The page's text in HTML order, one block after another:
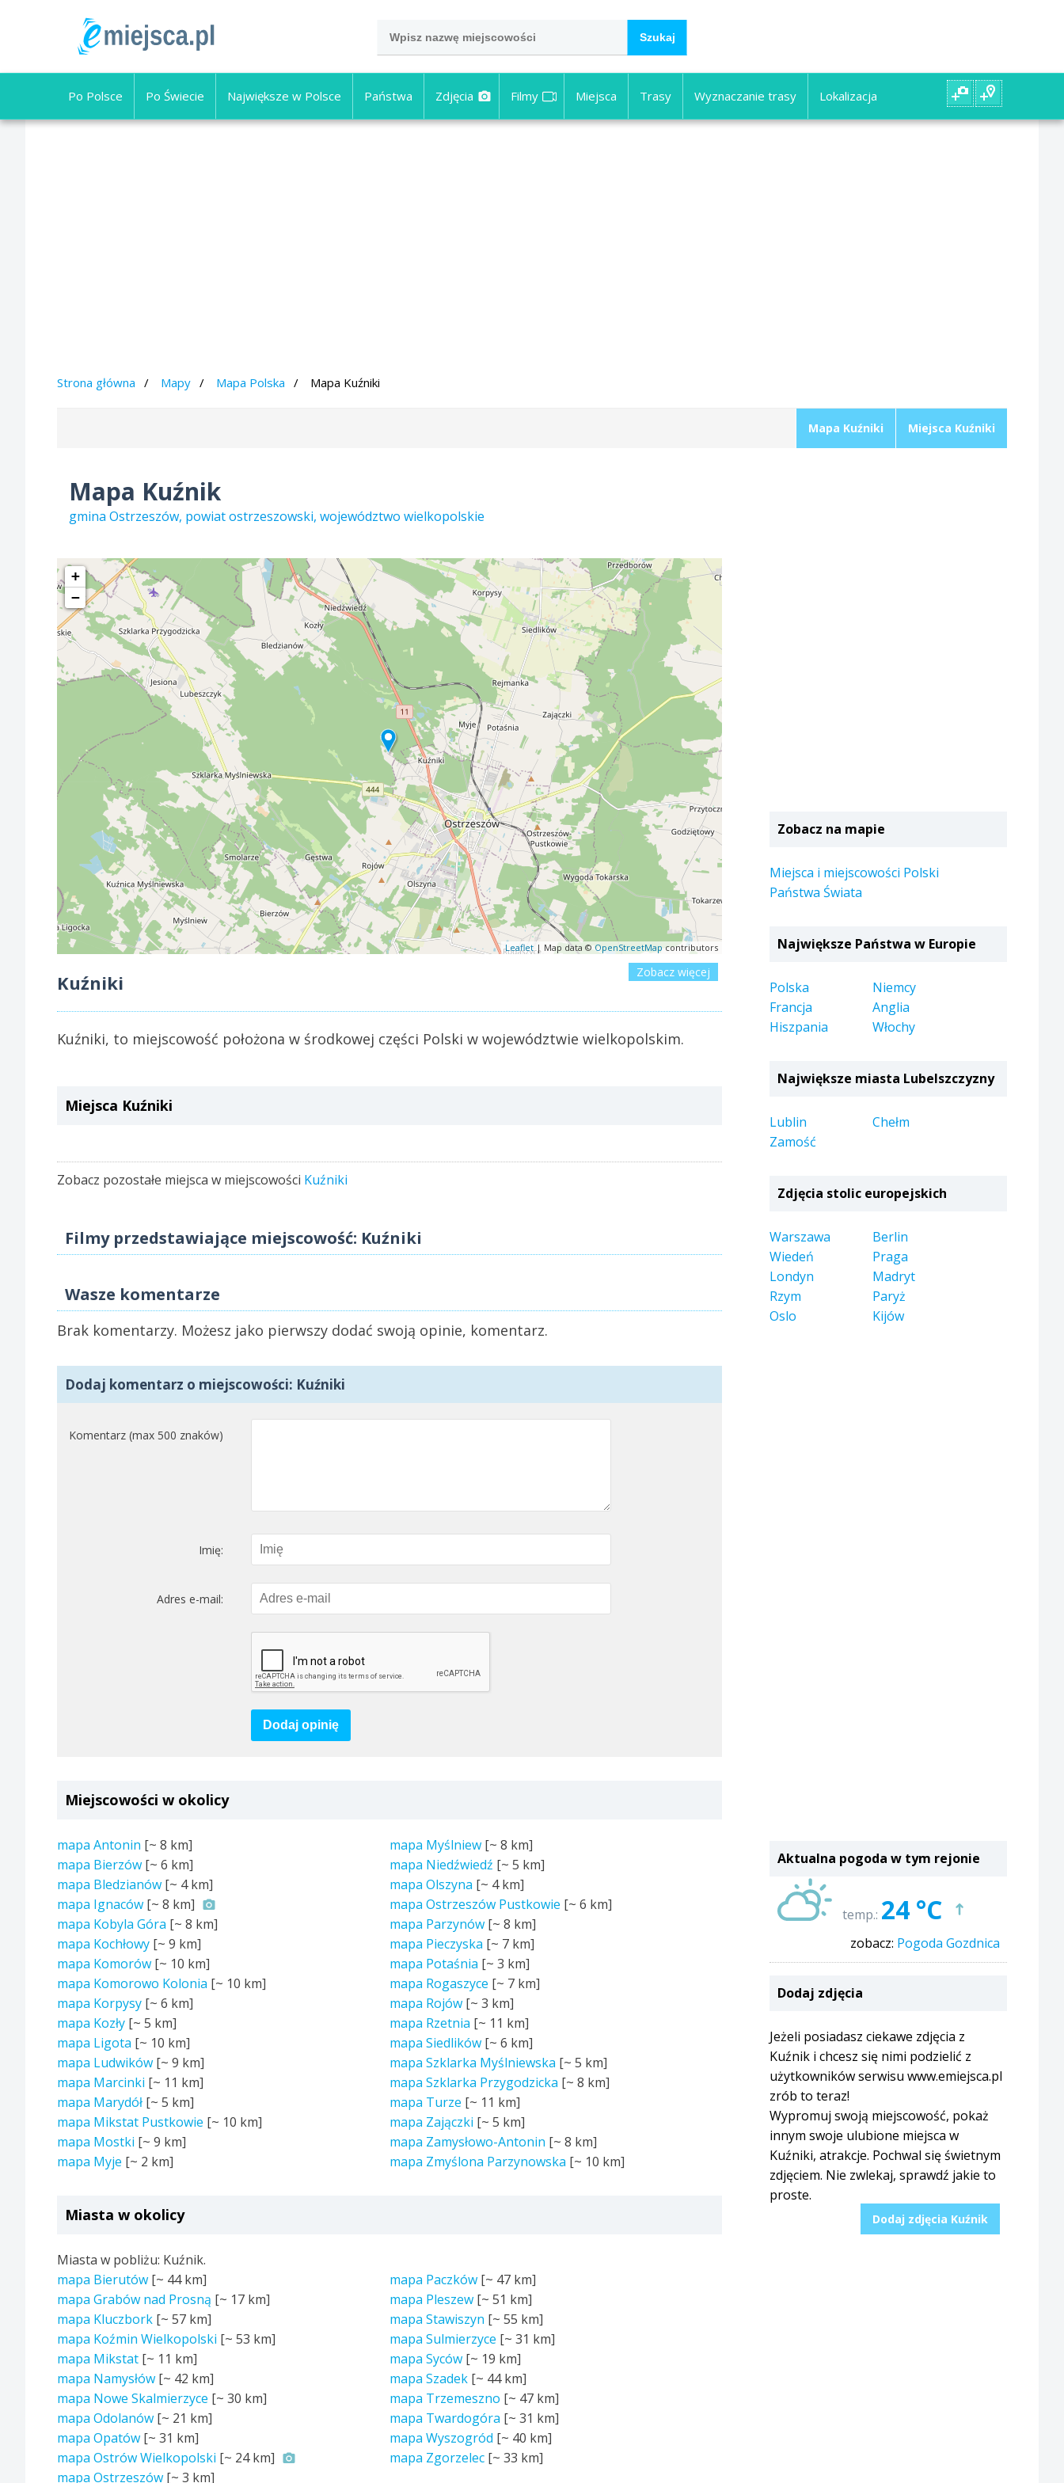
Po Polsce Po Świecie Największe w Polsce Państwa Zdjęcia Filmy Miejsca Trasy Wyznaczanie trasy Lokalizacja
Strona główna Mapy Mapa Polska Mapa Kuźniki
Mapa Kuźniki Miejsca Kuźniki
Mapa Kuźnik
gmina Ostrzeszów, powiat ostrzeszowski, województwo wielkopolskie
+
−
Leaflet| Map data © OpenStreetMap contributors
Zobacz więcej
Kuźniki
Kuźniki, to miejscowość położona w środkowej części Polski w województwie wielkopolskim.
Miejsca Kuźniki
Zobacz pozostałe miejsca w miejscowości Kuźniki
Filmy przedstawiające miejscowość: Kuźniki
Wasze komentarze
Brak komentarzy. Możesz jako pierwszy dodać swoją opinie, komentarz.
Dodaj komentarz o miejscowości: Kuźniki
Komentarz (max 500 znaków)
Imię:
Adres e-mail:
Dodaj opinię
Miejscowości w okolicy
mapa Antonin [~ 8 km]
mapa Bierzów [~ 6 km]
mapa Bledzianów [~ 4 km]
mapa Ignaców [~ 8 km]
mapa Kobyla Góra [~ 8 km]
mapa Kochłowy [~ 9 km]
mapa Komorów [~ 10 km]
mapa Komorowo Kolonia [~ 10 km]
mapa Korpysy [~ 6 km]
mapa Kozły [~ 5 km]
mapa Ligota [~ 10 km]
mapa Ludwików [~ 9 km]
mapa Marcinki [~ 11 km]
mapa Marydół [~ 5 km]
mapa Mikstat Pustkowie [~ 10 km]
mapa Mostki [~ 9 km]
mapa Myje [~ 2 km]
mapa Myślniew[~ 8 km]
mapa Niedźwiedź [~ 5 km]
mapa Olszyna [~ 4 km]
mapa Ostrzeszów Pustkowie [~ 6 km]
mapa Parzynów[~ 8 km]
mapa Pieczyska [~ 7 km]
mapa Potaśnia [~ 3 km]
mapa Rogaszyce [~ 7 km]
mapa Rojów[~ 3 km]
mapa Rzetnia [~ 11 km]
mapa Siedlików[~ 6 km]
mapa Szklarka Myślniewska [~ 5 km]
mapa Szklarka Przygodzicka [~ 8 km]
mapa Turze [~ 11 km]
mapa Zajączki [~ 5 km]
mapa Zamysłowo-Antonin [~ 8 km]
mapa Zmyślona Parzynowska [~ 10 km]
Miasta w okolicy
Miasta w pobliżu: Kuźnik.
mapa Bierutów [~ 44 km]
mapa Grabów nad Prosną [~ 17 km]
mapa Kluczbork [~ 57 km]
mapa Koźmin Wielkopolski [~ 53 km]
mapa Mikstat [~ 11 km]
mapa Namysłów [~ 42 km]
mapa Nowe Skalmierzyce [~ 30 km]
mapa Odolanów [~ 21 km]
mapa Opatów [~ 31 km]
mapa Ostrów Wielkopolski [~ 24 km]
mapa Ostrzeszów [~ 3 km]
mapa Paczków[~ 47 km]
mapa Pleszew[~ 51 km]
mapa Stawiszyn [~ 55 km]
mapa Sulmierzyce [~ 31 km]
mapa Syców[~ 19 km]
mapa Szadek[~ 44 km]
mapa Trzemeszno [~ 47 km]
mapa Twardogóra [~ 31 km]
mapa Wyszogród [~ 40 km]
mapa Zgorzelec[~ 33 km]
Zobacz na mapie
Miejsca i miejscowości Polski
Państwa Świata
Największe Państwa w Europie
Polska
Niemcy
Francja
Anglia
Hiszpania
Włochy
Największe miasta Lubelszczyzny
Lublin
Chełm
Zamość
Zdjęcia stolic europejskich
Warszawa
Berlin
Wiedeń
Praga
Londyn
Madryt
Rzym
Paryż
Oslo
Kijów
Aktualna pogoda w tym rejonie
temp.: 24 °C
zobacz: Pogoda Gozdnica
Dodaj zdjęcia
Jeżeli posiadasz ciekawe zdjęcia z
Kuźnik i chcesz się nimi podzielić z
użytkowników serwisu www.emiejsca.pl
zrób to teraz!
Wypromuj swoją miejscowość, pokaż
innym swoje ulubione miejsca w
Kuźniki, atrakcje. Pochwal się świetnym
zdjęciem. Nie zwlekaj, sprawdź jakie to
proste.
Dodaj zdjęcia Kuźnik